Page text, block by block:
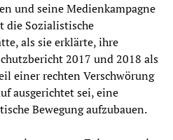
und seine Medienkampagne
die Sozialistische
als sie erklärte, ihre
2017 und 2018 als
einer rechten Verschwörung
ausgerichtet sei, eine
Bewegung aufzubauen.